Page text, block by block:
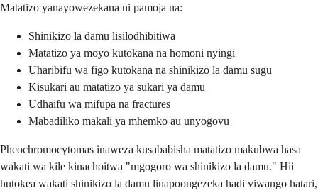
Matatizo yanayowezekana ni pamoja na:
Shinikizo la damu lisilodhibitiwa
Matatizo ya moyo kutokana na homoni nyingi
Uharibifu wa figo kutokana na shinikizo la damu sugu
Kisukari au matatizo ya sukari ya damu
Udhaifu wa mifupa na fractures
Mabadiliko makali ya mhemko au unyogovu
Pheochromocytomas inaweza kusababisha matatizo makubwa hasa
wakati wa kile kinachoitwa "mgogoro wa shinikizo la damu." Hii
hutokea wakati shinikizo la damu linapoongezeka hadi viwango hatari,